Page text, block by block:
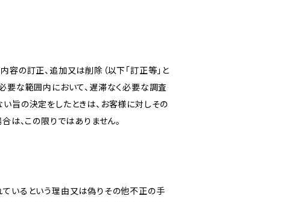
の訂正、追加又は削除（以下「訂正等」と
要な範囲内において、遅滞なく必要な調査
旨の決定をしたときは、お客様に対しその
は、この限りではありません。
ているという理由又は偽りその他不正の手